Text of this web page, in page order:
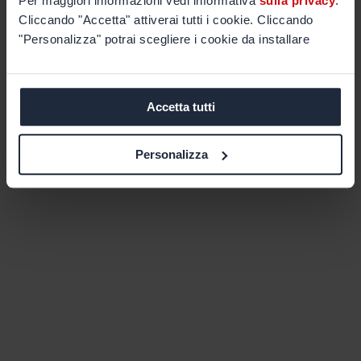
Cliccando "Accetta" attiverai tutti i cookie. Cliccando
"Personalizza" potrai scegliere i cookie da installare
Accetta tutti
Personalizza